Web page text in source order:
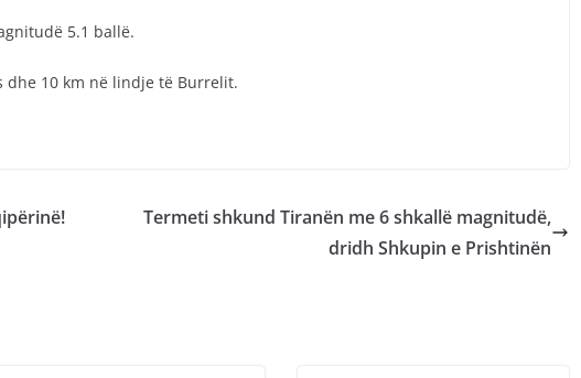
5.1 ballë.
dhe 10 km në lindje të Burrelit.
Termeti shkund Tiranën me 6 shkallë magnitudë,
dridh Shkupin e Prishtinën